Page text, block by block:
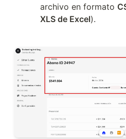
archivo en formato
XLS de Excel).